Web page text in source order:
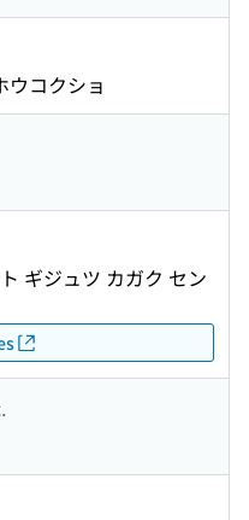
ウコクショ
ギジュツ カガク セン